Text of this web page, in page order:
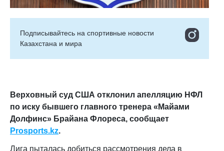
Подписывайтесь на cпортивные новости
Казахстана и мира
Верховный суд США отклонил апелляцию НФЛ
по иску бывшего главного тренера «Майами
Долфинс» Брайана Флореса, сообщает
Prosports.kz.
Лига пыталась добиться рассмотрения дела в